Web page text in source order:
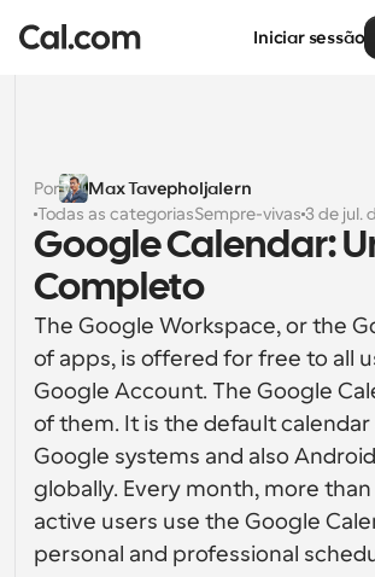
Iniciar sessão
Soluções
Por tamanho da equipa
Para Indivíduos
Agendamento pessoal simplificado
Para Equipas
Agendamento colaborativo para
Para Organizações
Equipas maiores que agendam para
e segurança
Para Empresas
Soluções de agendamento de nível
Empresa
Desenvolvedor
Documentação do Desenvolvedor
Documentação para a plataforma
API
Crie as suas próprias integrações
pública
Recursos
Tipo de Letra: Cal Sans UI & Text
O nosso próprio tipo de letra variável
interfaces de utilizador
Preços
Por
Max Tavepholjalern
Todas as categoriasSempre-vivas 3 de jul.
Google Calendar:
Completo
The Google Workspace, or the
of apps, is offered for free to all
Google Account. The Google
of them. It is the default
Google systems and also
globally. Every month, more
active users use the Google
personal and professional